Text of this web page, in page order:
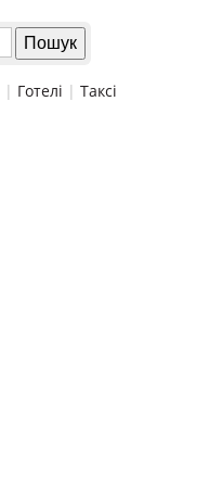
| Готелі | Таксі